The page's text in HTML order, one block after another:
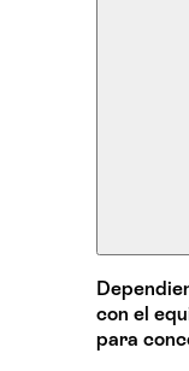
con el
para